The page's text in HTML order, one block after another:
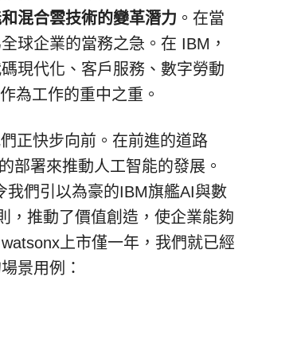
混合雲技術的變革潛力 。在當
球企業的當務之急。在 IBM，
現代化、客戶服務、數字勞動
為工作的重中之重。
正快步向前。在前進的道路
部署來推動人工智能的發展。
們引以為豪的IBM旗艦AI與數
，推動了價值創造，使企業能夠
上市僅一年，我們就已經
景用例：